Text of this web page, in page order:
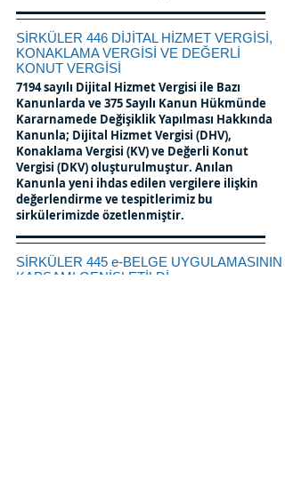
SİRKÜLER 446 DİJİTAL HİZMET VERGİSİ,
KONAKLAMA VERGİSİ VE DEĞERLİ
KONUT VERGİSİ
7194 sayılı Dijital Hizmet Vergisi ile Bazı
Kanunlarda ve 375 Sayılı Kanun Hükmünde
Kararnamede Değişiklik Yapılması Hakkında
Kanunla; Dijital Hizmet Vergisi (DHV),
Konaklama Vergisi (KV) ve Değerli Konut
Vergisi (DKV) oluşturulmuştur. Anılan
Kanunla yeni ihdas edilen vergilere ilişkin
değerlendirme ve tespitlerimiz bu
sirkülerimizde özetlenmiştir.
SİRKÜLER 445 e-BELGE UYGULAMASININ
KAPSAMI GENİŞLETİLDİ